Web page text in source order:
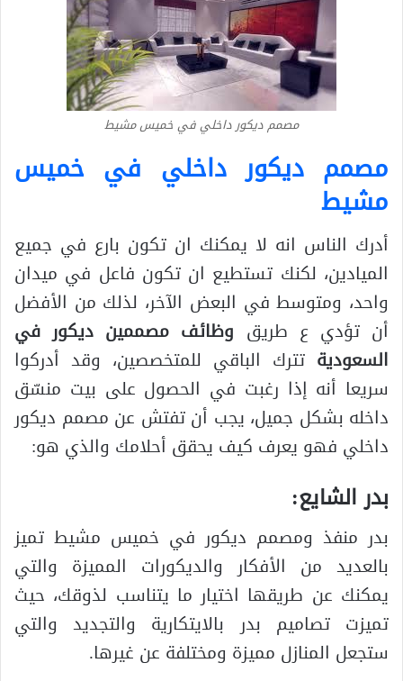
مصمم ديكور داخلي في خميس مشيط
مصمم ديكور داخلي في خميس
مشيط
أدرك الناس انه لا يمكنك ان تكون بارع في جميع
الميادين، لكنك تستطيع ان تكون فاعل في ميدان
واحد، ومتوسط في البعض الآخر، لذلك من الأفضل
أن تؤدي ع طريق وظائف مصممين ديكور في
السعودية تترك الباقي للمتخصصين، وقد أدركوا
سريعا أنه إذا رغبت في الحصول على بيت منسّق
داخله بشكل جميل، يجب أن تفتش عن مصمم ديكور
داخلي فهو يعرف كيف يحقق أحلامك والذي هو:
بدر الشايع:
بدر منفذ ومصمم ديكور في خميس مشيط تميز
بالعديد من الأفكار والديكورات المميزة والتي
يمكنك عن طريقها اختيار ما يتناسب لذوقك، حيث
تميزت تصاميم بدر بالايتكارية والتجديد والتي
ستجعل المنازل مميزة ومختلفة عن غيرها.